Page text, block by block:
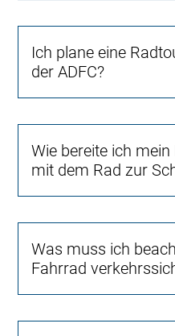
Ich plane eine
der ADFC?
Wie bereite ich
mit dem Rad zur
Was muss ich
Fahrrad